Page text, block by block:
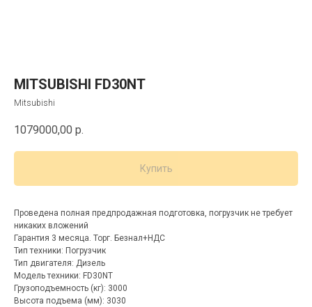
MITSUBISHI FD30NT
Mitsubishi
1079000,00 р.
Купить
Проведена полная предпродажная подготовка, погрузчик не требует
никаких вложений
Гарантия 3 месяца. Торг. Безнал+НДС
Тип техники: Погрузчик
Тип двигателя: Дизель
Модель техники: FD30NT
Грузоподъемность (кг): 3000
Высота подъема (мм): 3030